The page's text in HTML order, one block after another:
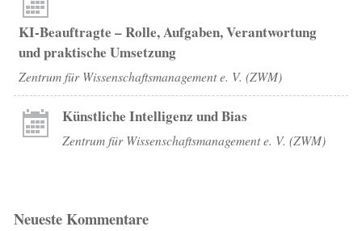
KI-Beauftragte – Rolle, Aufgaben, Verantwortung
und praktische Umsetzung
Zentrum für Wissenschaftsmanagement e. V. (ZWM)
Künstliche Intelligenz und Bias
Zentrum für Wissenschaftsmanagement e. V. (ZWM)
Neueste Kommentare